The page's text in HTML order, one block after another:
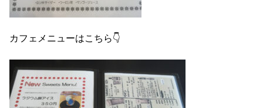
カフェメニューはこちら👇